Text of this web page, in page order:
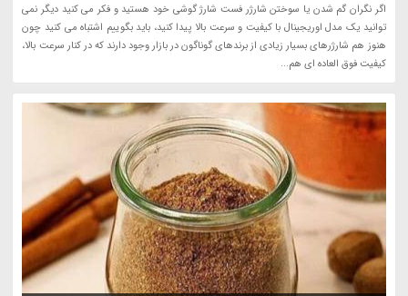
اگر نگران گم شدن یا سوختن شارژر فست شارژ گوشی خود هستید و فکر می کنید دیگر نمی
توانید یک مدل اوریجینال با کیفیت و سرعت بالا پیدا کنید، باید بگوییم اشتباه می کنید چون
هنوز هم شارژرهای بسیار زیادی از برندهای گوناگون در بازار وجود دارند که در کنار سرعت بالا،
کیفیت فوق العاده ای هم...